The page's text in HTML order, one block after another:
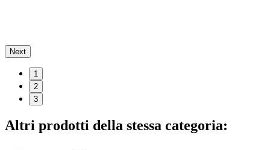
Next
1
2
3
Altri prodotti della stessa categoria: